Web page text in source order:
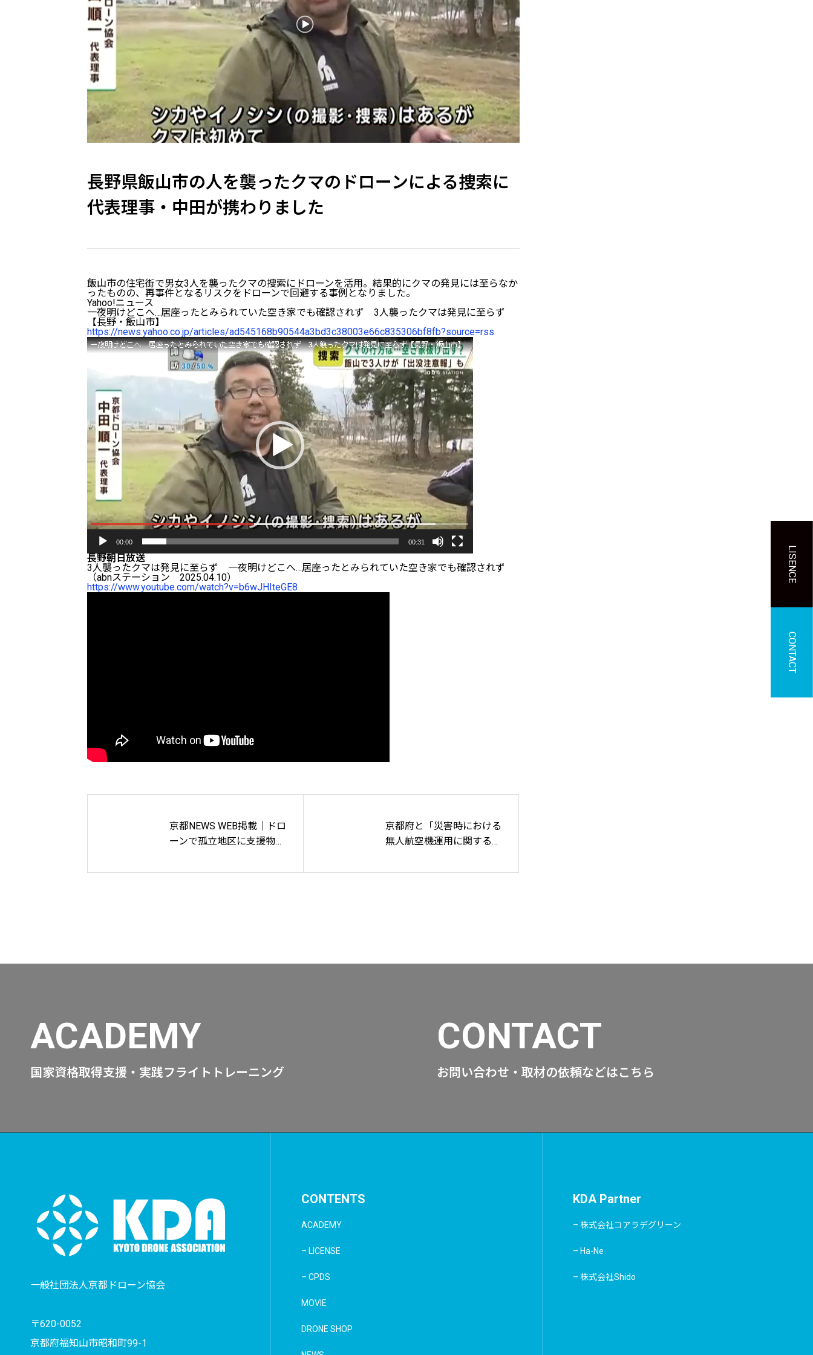
LISENCE
CONTACT
長野県飯山市の人を襲ったクマのドローンによる捜索に
代表理事・中田が携わりました
飯山市の住宅街で男女3人を襲ったクマの捜索にドローンを活用。結果的にクマの発見には至らなか
ったものの、再事件となるリスクをドローンで回避する事例となりました。
Yahoo!ニュース
一夜明けどこへ…居座ったとみられていた空き家でも確認されず 3人襲ったクマは発見に至らず
【長野・飯山市】
https://news.yahoo.co.jp/articles/ad545168b90544a3bd3c38003e66c835306bf8fb?source=rss
動
画
ー
ヤ
00:00 00:31
長野朝日放送
3人襲ったクマは発見に至らず 一夜明けどこへ…居座ったとみられていた空き家でも確認されず
（abnステーション 2025.04.10）
https://www.youtube.com/watch?v=b6wJHIteGE8
京都NEWS WEB掲載｜ドロ
ーンで孤立地区に支援物資
京都府と「災害時における
無人航空機運用に関する協
ACADEMY
国家資格取得支援・実践フライトトレーニング
CONTACT
お問い合わせ・取材の依頼などはこちら
一般社団法人京都ドローン協会
〒620-0052
京都府福知山市昭和町99-1
CONTENTS
ACADEMY
– LICENSE
– CPDS
MOVIE
DRONE SHOP
KDA Partner
– 株式会社コアラデグリーン
– Ha-Ne
– 株式会社Shido